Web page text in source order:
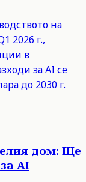
на
2026 г.,
в
за AI се
до 2030 г.
дом: Ще
AI